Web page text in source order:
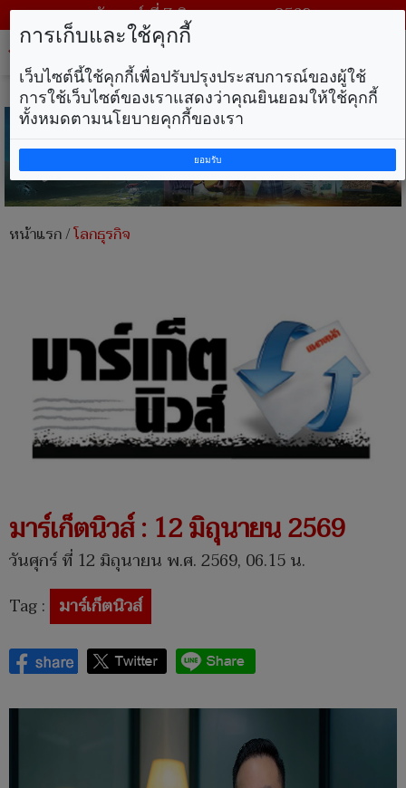
วันศุกร์ ที่ 7 สิงหาคม พ.ศ. 2569
หน้าแรก/โลกธุรกิจ
มาร์เก็ตนิวส์ : 12 มิถุนายน 2569
วันศุกร์ ที่ 12 มิถุนายน พ.ศ. 2569, 06.15 น.
Tag : มาร์เก็ตนิวส์
การเก็บและใช้คุกกี้
เว็บไซต์นี้ใช้คุกกี้เพื่อปรับปรุงประสบการณ์ของผู้ใช้
การใช้เว็บไซต์ของเราแสดงว่าคุณยินยอมให้ใช้คุกกี้
ทั้งหมดตามนโยบายคุกกี้ของเรา
ยอมรับ